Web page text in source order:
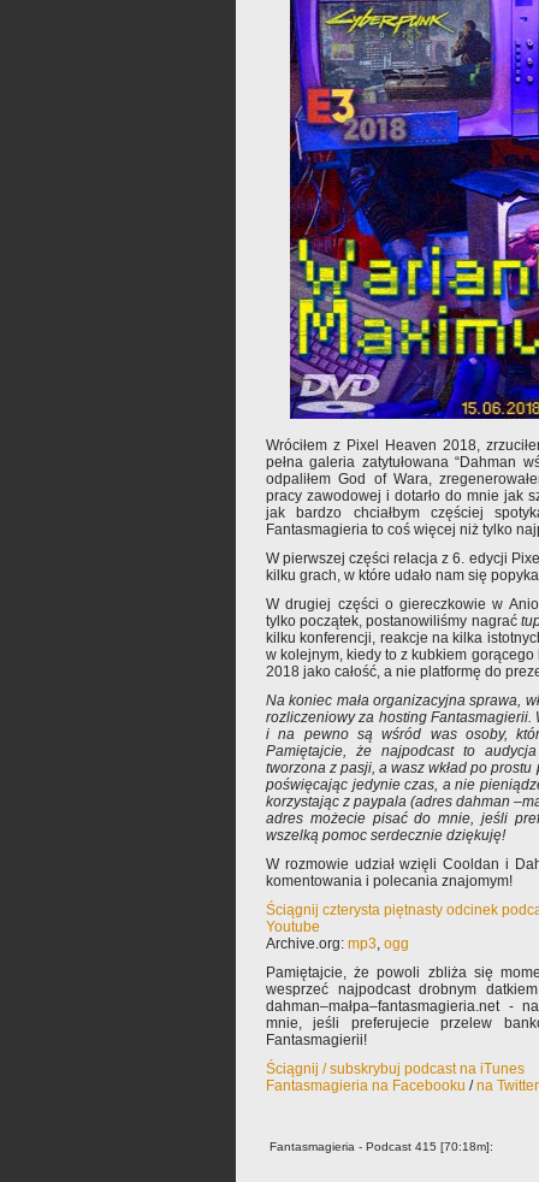
Wróciłem z Pixel Heaven 2018,
pełna galeria zatytułowana “Dahman
odpaliłem God of Wara,
pracy zawodowej i dotarło do mnie jak
jak bardzo chciałbym częściej
Fantasmagieria to coś więcej niż tylko
W pierwszej części relacja z 6. edycji
kilku grach, w które udało nam się
W drugiej części o giereczkowie w
tylko początek, postanowiliśmy nagrać
kilku konferencji, reakcje na kilka
w kolejnym, kiedy to z kubkiem gorącego
2018 jako całość, a nie platformę do
Na koniec mała organizacyjna sprawa,
rozliczeniowy za hosting Fantasmagierii.
i na pewno są wśród was osoby,
Pamiętajcie, że najpodcast to
tworzona z pasji, a wasz wkład po
poświęcając jedynie czas, a nie
korzystając z paypala (adres dahman
adres możecie pisać do mnie, jeśli
wszelką pomoc serdecznie dziękuję!
W rozmowie udział wzięli Cooldan i
komentowania i polecania znajomym!
Ściągnij czterysta piętnasty odcinek
Youtube
Archive.org: mp3, ogg
Pamiętajcie, że powoli zbliża się
wesprzeć najpodcast drobnym
dahman–małpa–fantasmagieria.net -
mnie, jeśli preferujecie przelew
Fantasmagierii!
Ściągnij / subskrybuj podcast na iTunes
Fantasmagieria na Facebooku /na
Fantasmagieria - Podcast 415 [70:18m]: